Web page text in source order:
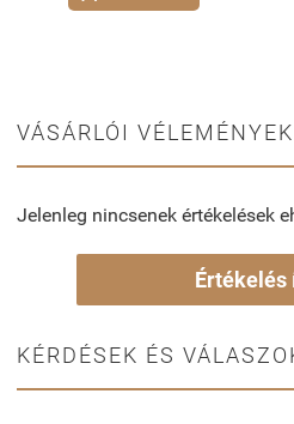
VÁSÁRLÓI
Jelenleg nincsenek értékelések
Értékelés
KÉRDÉSEK ÉS